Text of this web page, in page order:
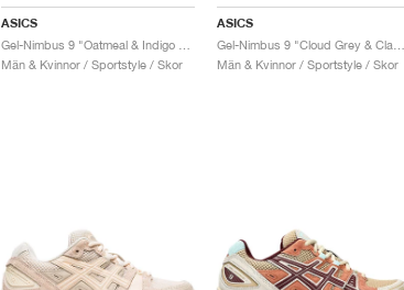
ASICS
Män & Kvinnor / Sportstyle / Skor
ASICS
Män & Kvinnor / Sportstyle / Skor